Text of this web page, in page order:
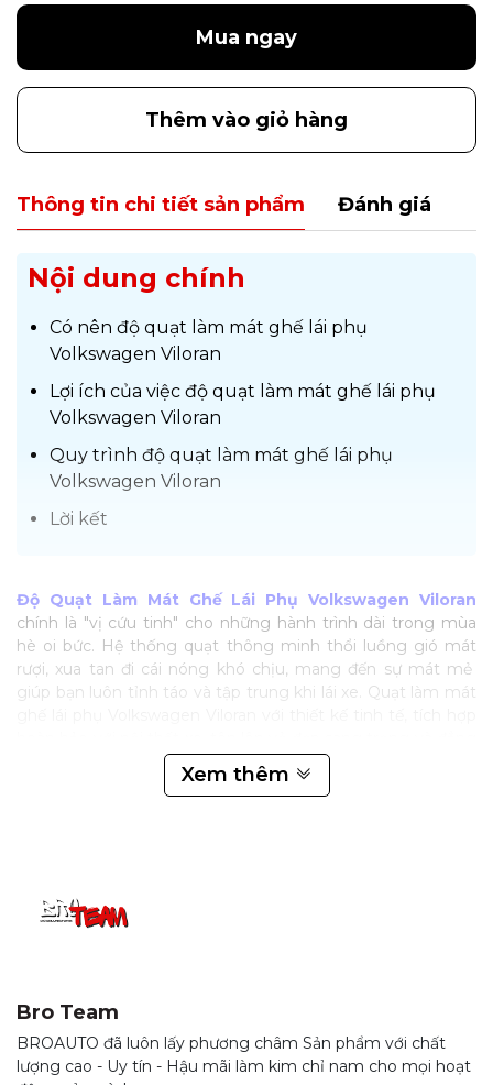
Mua ngay
Thêm vào giỏ hàng
Thông tin chi tiết sản phẩm Đánh giá
Nội dung chính
Có nên độ quạt làm mát ghế lái phụ
Volkswagen Viloran
Lợi ích của việc độ quạt làm mát ghế lái phụ
Volkswagen Viloran
Quy trình độ quạt làm mát ghế lái phụ
Volkswagen Viloran
Lời kết
Độ Quạt Làm Mát Ghế Lái Phụ Volkswagen Viloran
chính là "vị cứu tinh" cho những hành trình dài trong mùa
hè oi bức. Hệ thống quạt thông minh thổi luồng gió mát
rượi, xua tan đi cái nóng khó chịu, mang đến sự mát mẻ
giúp bạn luôn tỉnh táo và tập trung khi lái xe. Quạt làm mát
cấp của xe. Lắp đặt dễ dàng, không ảnh hưởng đến kết cấu
xe, mang đến sự tiện lợi và an tâm cho người sử dụng.
Xem thêm
Bro Team
BROAUTO đã luôn lấy phương châm Sản phẩm với chất
lượng cao - Uy tín - Hậu mãi làm kim chỉ nam cho mọi hoạt